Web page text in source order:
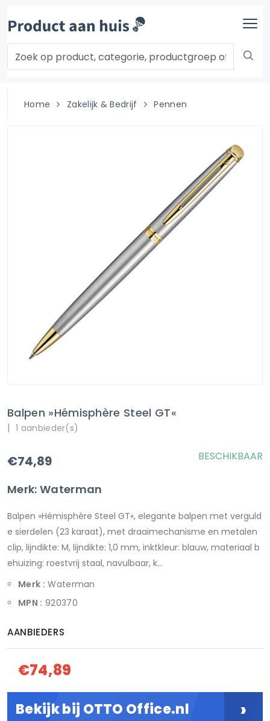
Home Zakelijk & Bedrijf Pennen
Balpen »Hémisphère Steel GT«
| 1 aanbieder(s)
€74,89
Merk: Waterman
BESCHIKBAAR
Balpen »Hémisphère Steel GT«, elegante balpen met verguld
e sierdelen (23 karaat), met draaimechanisme en metalen
clip, lijndikte: M, lijndikte: 1,0 mm, inktkleur: blauw, materiaal b
ehuizing: roestvrij staal, navulbaar, k...
Merk : Waterman
MPN : 920370
AANBIEDERS
€74,89
Bekijk bij OTTO Office.nl ›